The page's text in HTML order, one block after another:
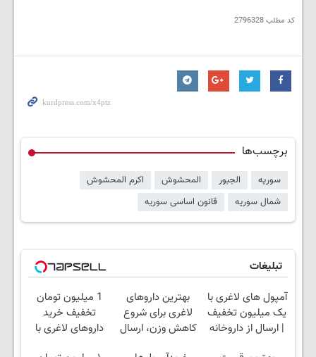
کد مطلب2796328
برچسب‌ها
سوریه الجبور المحشوش
اکرم المحشوش
شمال سوریه
قانون اساسی سوریه
تبلیغات
آمپول های لاغری با
یک میلیون تخفیف
| ارسال از داروخانه
بهترین داروهای
لاغری برای شروع
کاهش وزن، ارسال
1 میلیون تومان
تخفیف خرید
داروهای لاغری با